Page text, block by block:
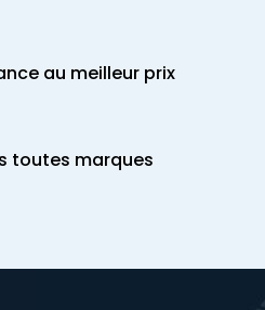
au meilleur prix
toutes marques